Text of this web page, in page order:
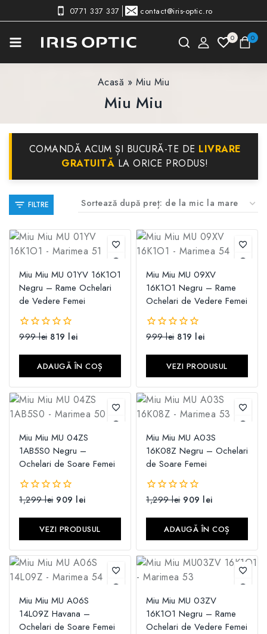
0771 337 337 contact@iris-optic.ro
0 0
Acasă » Miu Miu
Miu Miu
COMANDĂ ACUM ȘI BUCURĂ-TE DE LIVRARE
GRATUITĂ LA ORICE PRODUS!
FILTRE
Miu Miu MU 01YV 16K1O1
Negru – Rame Ochelari
de Vedere Femei
0
5
999lei 819 lei
ADAUGĂ ÎN COȘ
Miu Miu MU 09XV
16K1O1 Negru – Rame
Ochelari de Vedere Femei
0
5
999lei 819 lei
VEZI PRODUSUL
Miu Miu MU 04ZS
1AB5S0 Negru –
Ochelari de Soare Femei
0
5
1,299lei 909 lei
VEZI PRODUSUL
Miu Miu MU A03S
16K08Z Negru – Ochelari
de Soare Femei
0
5
1,299lei 909 lei
ADAUGĂ ÎN COȘ
Miu Miu MU A06S
14L09Z Havana –
Ochelari de Soare Femei
Miu Miu MU 03ZV
16K1O1 Negru – Rame
Ochelari de Vedere Femei